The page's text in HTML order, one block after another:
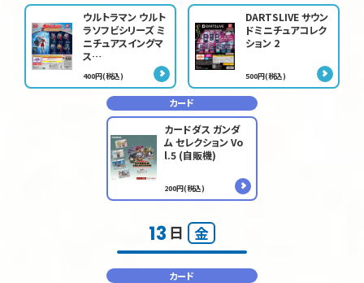
ウルトラマン ウルト
ラソフビシリーズ ミ
ニチュアスイングマ
ス…
400円(税込)
DARTSLIVE サウン
ドミニチュアコレク
ション 2
500円(税込)
カード
カードダス ガンダ
ム セレクション Vo
l.5 (自販機)
200円(税込)
13 日 金
カード